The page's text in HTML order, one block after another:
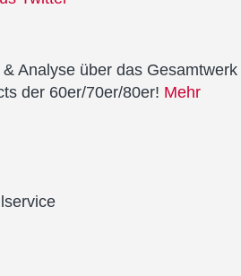
Analyse über das Gesamtwerk
der 60er/70er/80er! Mehr